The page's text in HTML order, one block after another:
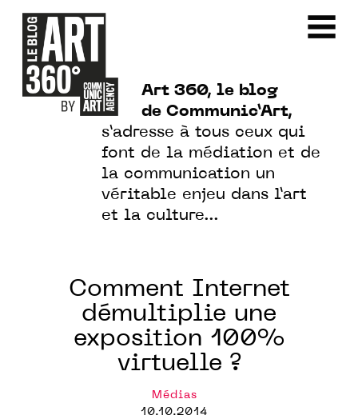
Art 360, le blog
de Communic’Art,
s’adresse à tous ceux qui
font de la médiation et de
la communication un
véritable enjeu dans l’art
et la culture…
Comment Internet
démultiplie une
exposition 100%
virtuelle ?
Médias
10.10.2014